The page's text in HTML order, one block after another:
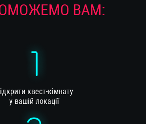
ВАМ:
квест-кімнату
у вашій локації